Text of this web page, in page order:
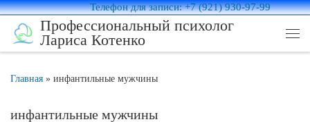
Перейти к содержимому
Телефон для записи: +7 (921) 930-97-99
Профессиональный психолог
Лариса Котенко
Главная » инфантильные мужчины
инфантильные мужчины